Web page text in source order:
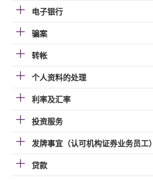
电子银行
骗案
转帐
个人资料的处理
利率及汇率
投资服务
发牌事宜（认可机构证券业务员工）
贷款